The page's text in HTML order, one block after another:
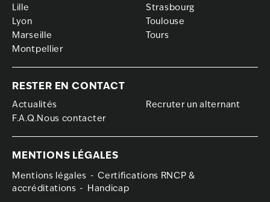
Lille
Lyon
Marseille
Montpellier
Strasbourg
Toulouse
Tours
RESTER EN CONTACT
Actualités
F.A.Q.Nous contacter
Recruter un alternant
MENTIONS LÉGALES
Mentions légales
Certifications RNCP &
accréditations
Handicap